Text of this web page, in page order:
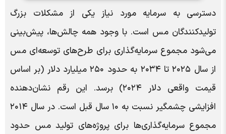
دسترسی به سرمایه مورد نیاز یکی از مشکلات بزرگ
تولیدکنندگان مس است. با وجود همه چالش‌ها، پیش‌بینی
می‌شود مجموع سرمایه‌گذاری برای طرح‌های توسعه‌ای مس
از سال ۲۰۲۵ تا ۲۰۳۴ به حدود ۲۵۰ میلیارد دلار (بر اساس
قیمت واقعی دلار ۲۰۲۴) برسد. این رقم نشان‌دهنده
افزایشی چشمگیر نسبت به ۱۰ سال قبل است. در سال ۲۰۱۴
مجموع سرمایه‌گذاری‌ها برای پروژه‌های تولید مس حدود